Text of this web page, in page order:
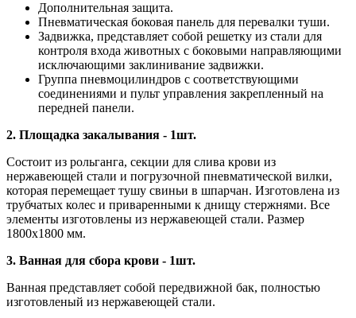
Дополнительная защита.
Пневматическая боковая панель для перевалки туши.
Задвижка, представляет собой решетку из стали для
контроля входа животных с боковыми направляющими
исключающими заклинивание задвижки.
Группа пневмоцилиндров с соответствующими
соединениями и пульт управления закрепленный на
передней панели.
2. Площадка закалывания - 1шт.
Состоит из рольганга, секции для слива крови из
нержавеющей стали и погрузочной пневматической вилки,
которая перемещает тушу свиньи в шпарчан. Изготовлена из
трубчатых колес и приваренными к днищу стержнями. Все
элементы изготовлены из нержавеющей стали. Размер
1800х1800 мм.
3. Ванная для сбора крови - 1шт.
Ванная представляет собой передвижной бак, полностью
изготовленый из нержавеющей стали.